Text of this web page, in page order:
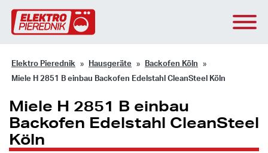
Elektro Pierednik Hausgeräte Backofen Köln
Miele H 2851 B einbau Backofen Edelstahl CleanSteel Köln
Miele H 2851 B einbau
Backofen Edelstahl CleanSteel
Köln